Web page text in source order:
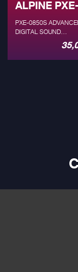
รุ่น PXE-
Alpine
WAY
มีทั้งแ
แอกเชี
นอกจ
Design Material Silk dome
for